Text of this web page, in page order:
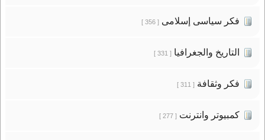
فكر سياسى إسلامى[ 356 ]
التاريخ والجغرافيا[ 331 ]
فكر وثقافة[ 311 ]
كمبيوتر وانترنت[ 277 ]